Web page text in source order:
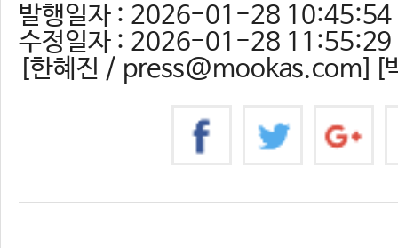
발행일자 : 2026-01-28 10:45:54
수정일자 : 2026-01-28 11:55:29
[한혜진 /